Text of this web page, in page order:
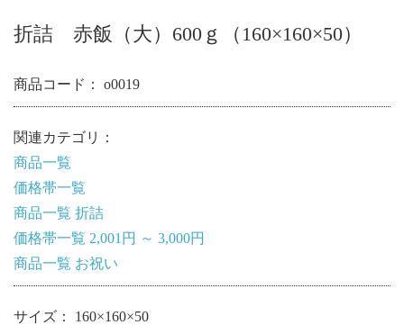
折詰 赤飯（大）600ｇ（160×160×50）
商品コード： o0019
関連カテゴリ：
商品一覧
価格帯一覧
商品一覧 折詰
価格帯一覧 2,001円 ～ 3,000円
商品一覧 お祝い
サイズ： 160×160×50